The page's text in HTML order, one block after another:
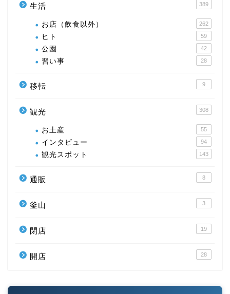
生活 389
お店（飲食以外） 262
ヒト 59
公園 42
習い事 28
移転 9
観光 308
お土産 55
インタビュー 94
観光スポット 143
通販 8
釜山 3
閉店 19
開店 28